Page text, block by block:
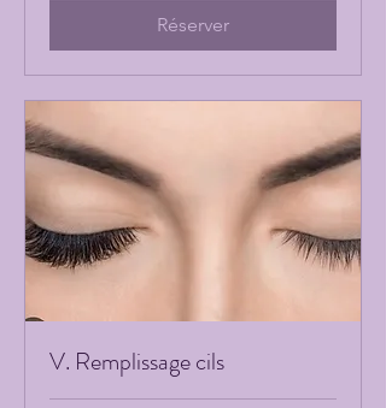
Réserver
V. Remplissage cils